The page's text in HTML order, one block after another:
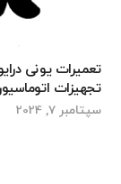
تجهیزات
سپتامبر 7, 2024